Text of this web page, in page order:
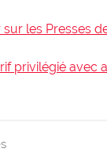
les Presses
privilégié avec